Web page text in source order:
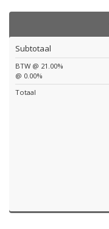
Subtotaal
BTW @ 21.00%
@ 0.00%
Totaal